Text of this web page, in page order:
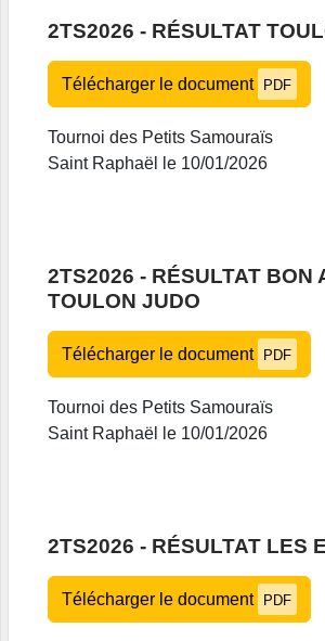
2TS2026 - RÉSULTAT
Télécharger le document PDF
Tournoi des Petits Samouraïs
Saint Raphaël le 10/01/2026
2TS2026 - RÉSULTAT BON
TOULON JUDO
Télécharger le document PDF
Tournoi des Petits Samouraïs
Saint Raphaël le 10/01/2026
2TS2026 - RÉSULTAT LES
Télécharger le document PDF